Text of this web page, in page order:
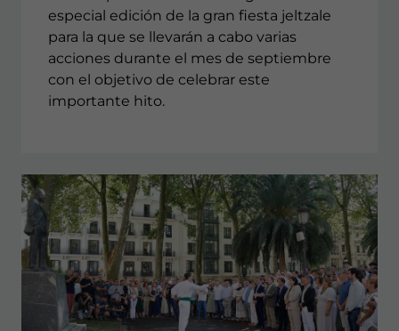
especial edición de la gran fiesta jeltzale
para la que se llevarán a cabo varias
acciones durante el mes de septiembre
con el objetivo de celebrar este
importante hito.